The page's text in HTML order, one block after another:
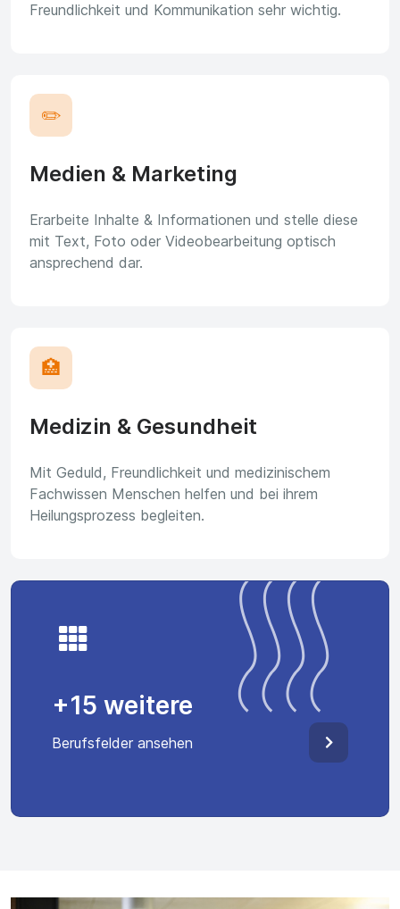
Freundlichkeit und Kommunikation sehr wichtig.
✏️
Medien & Marketing
Erarbeite Inhalte & Informationen und stelle diese
mit Text, Foto oder Videobearbeitung optisch
ansprechend dar.
🏥
Medizin & Gesundheit
Mit Geduld, Freundlichkeit und medizinischem
Fachwissen Menschen helfen und bei ihrem
Heilungsprozess begleiten.
+15 weitere
Berufsfelder ansehen